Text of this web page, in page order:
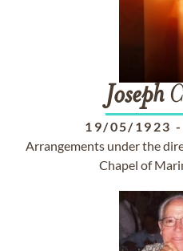
Joseph
19/05/1923 -
Arrangements under the
Chapel of